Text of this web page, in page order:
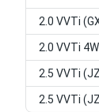
2.0 VVTi
2.0 VVTi
2.5 VVTi
2.5 VVTi